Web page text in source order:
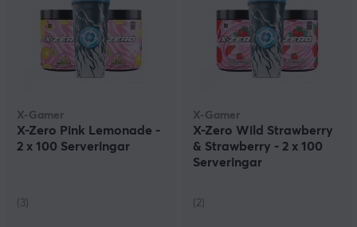
X-Gamer
X-Zero Pink Lemonade -
2 x 100 Serveringar
(3)
X-Gamer
X-Zero Wild Strawberry
& Strawberry - 2 x 100
Serveringar
(2)